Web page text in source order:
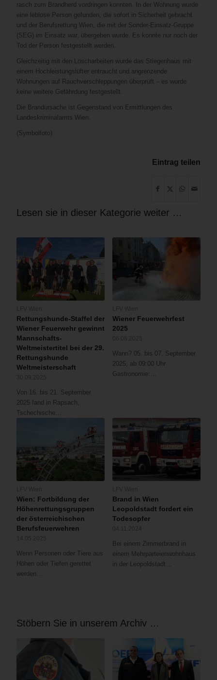
rasch zum Brandherd vordringen konnten. In der Wohnung wurde
eine leblose Person gefunden, die sofort in Sicherheit gebracht
und der Berufsrettung Wien, die mit der Sonder-Einsatz-Gruppe
(SEG) im Einsatz war, übergeben wurde. Es konnte nur noch der
Tod der Person festgestellt werden.
Gleichzeitig mit den Löscharbeiten wurde das Stiegenhaus mit
einem Hochleistungslüfter entraucht und angrenzende
Wohnungen auf Rauchverschleppungen überprüft – es wurde
keine weitere Gefährdung festgestellt.
Die Brandursache ist Gegenstand von Ermittlungen des
Landeskriminalamts Wien.
(Symbolfoto)
Eintrag teilen
Lesen sie in dieser Kategorie weiter …
Rettungshunde-Staffel der
Wiener Feuerwehr gewinnt
Mannschafts-
Weltmeistertitel bei der 29.
Rettungshunde
Weltmeisterschaft
Von 16. bis 21. September
2025 fand in Rapsach,
Tschechische…
Wiener Feuerwehrfest
2025
Wann? 05. bis 07. September
2025, ab 09:00 Uhr
Gastronomie:…
Wien: Fortbildung der
Höhenrettungsgruppen
der österreichischen
Berufsfeuerwehren
Wenn Personen oder Tiere aus
Höhen oder Tiefen gerettet
werden…
Brand in Wien
Leopoldstadt fordert ein
Todesopfer
Bei einem Zimmerbrand in
einem Mehrparteienwohnhaus
in der Leopoldstadt…
Stöbern Sie in unserem Archiv …